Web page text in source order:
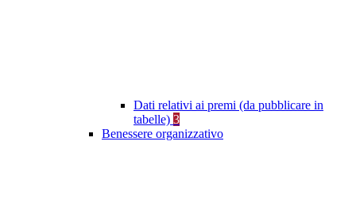
Dati relativi ai premi (da pubblicare in
tabelle) 3
Benessere organizzativo